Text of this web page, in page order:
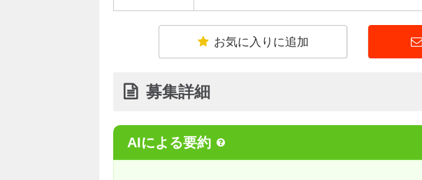
お気に入りに追加
募集詳細
AIによる要約